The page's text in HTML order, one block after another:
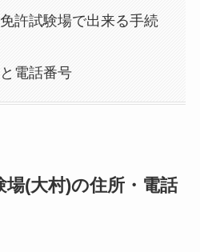
許試験場で出来る手続
電話番号
場(大村)の住所・電話